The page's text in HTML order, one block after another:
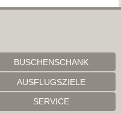
BUSCHENSCHANK
AUSFLUGSZIELE
SERVICE